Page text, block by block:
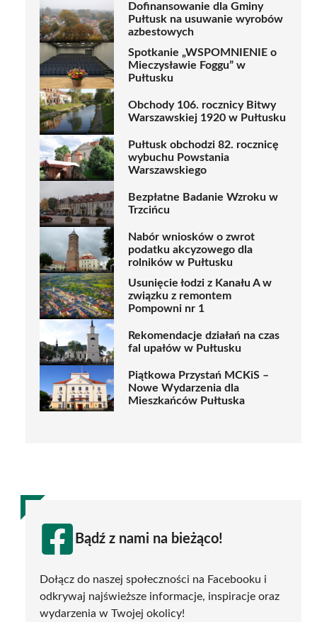
Dofinansowanie dla Gminy
Pułtusk na usuwanie wyrobów
azbestowych
Spotkanie „WSPOMNIENIE o
Mieczysławie Foggu” w
Pułtusku
Obchody 106. rocznicy Bitwy
Warszawskiej 1920 w Pułtusku
Pułtusk obchodzi 82. rocznicę
wybuchu Powstania
Warszawskiego
Bezpłatne Badanie Wzroku w
Trzcińcu
Nabór wniosków o zwrot
podatku akcyzowego dla
rolników w Pułtusku
Usunięcie łodzi z Kanału A w
związku z remontem
Pompowni nr 1
Rekomendacje działań na czas
fal upałów w Pułtusku
Piątkowa Przystań MCKiS –
Nowe Wydarzenia dla
Mieszkańców Pułtuska
Bądź z nami na bieżąco!
Dołącz do naszej społeczności na Facebooku i
odkrywaj najświeższe informacje, inspiracje oraz
wydarzenia w Twojej okolicy!